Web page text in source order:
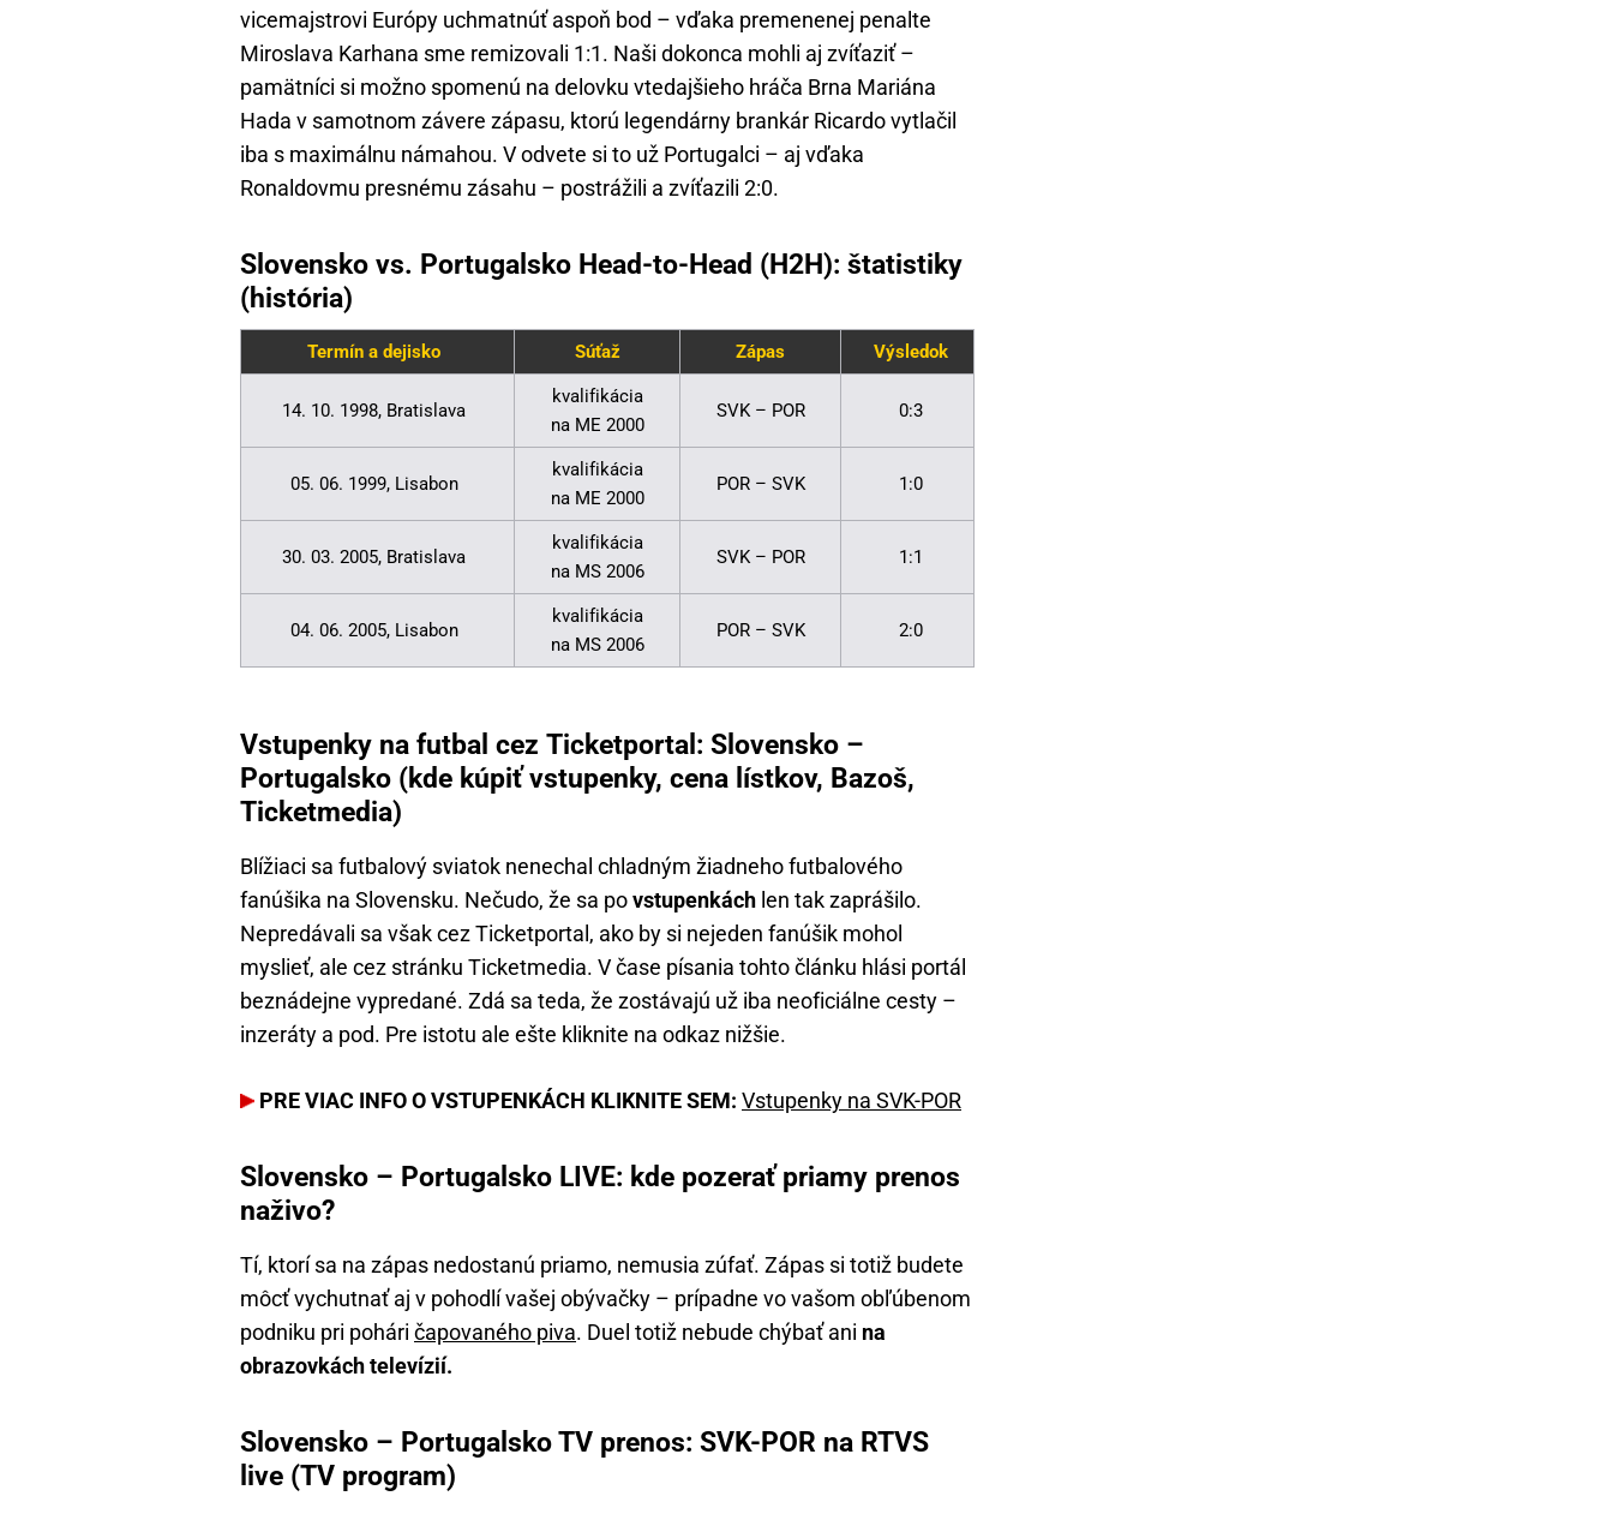
vicemajstrovi Európy uchmatnúť aspoň bod – vďaka premenenej penalte
Miroslava Karhana sme remizovali 1:1. Naši dokonca mohli aj zvíťaziť –
pamätníci si možno spomenú na delovku vtedajšieho hráča Brna Mariána
Hada v samotnom závere zápasu, ktorú legendárny brankár Ricardo vytlačil
iba s maximálnu námahou. V odvete si to už Portugalci – aj vďaka
Ronaldovmu presnému zásahu – postrážili a zvíťazili 2:0.
Slovensko vs. Portugalsko Head-to-Head (H2H): štatistiky
(história)
Termín a dejisko Súťaž Zápas Výsledok
14. 10. 1998, Bratislava
kvalifikácia
na ME 2000
SVK – POR 0:3
05. 06. 1999, Lisabon
kvalifikácia
na ME 2000
POR – SVK 1:0
30. 03. 2005, Bratislava
kvalifikácia
na MS 2006
SVK – POR 1:1
04. 06. 2005, Lisabon
kvalifikácia
na MS 2006
POR – SVK 2:0
Vstupenky na futbal cez Ticketportal: Slovensko –
Portugalsko (kde kúpiť vstupenky, cena lístkov, Bazoš,
Ticketmedia)
Blížiaci sa futbalový sviatok nenechal chladným žiadneho futbalového
fanúšika na Slovensku. Nečudo, že sa povstupenkách len tak zaprášilo.
Nepredávali sa však cez Ticketportal, ako by si nejeden fanúšik mohol
myslieť, ale cez stránku Ticketmedia. V čase písania tohto článku hlási portál
beznádejne vypredané. Zdá sa teda, že zostávajú už iba neoficiálne cesty –
inzeráty a pod. Pre istotu ale ešte kliknite na odkaz nižšie.
PRE VIAC INFO O VSTUPENKÁCH KLIKNITE SEM: Vstupenky na SVK-POR
Slovensko – Portugalsko LIVE: kde pozerať priamy prenos
naživo?
Tí, ktorí sa na zápas nedostanú priamo, nemusia zúfať. Zápas si totiž budete
môcť vychutnať aj v pohodlí vašej obývačky – prípadne vo vašom obľúbenom
podniku pri pohári čapovaného piva. Duel totiž nebude chýbať ani na
obrazovkách televízií.
Slovensko – Portugalsko TV prenos: SVK-POR na RTVS
live (TV program)